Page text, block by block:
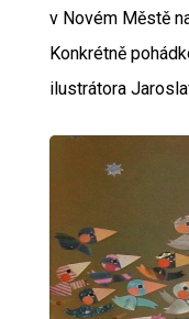
v Novém Městě
Konkrétně
ilustrátora